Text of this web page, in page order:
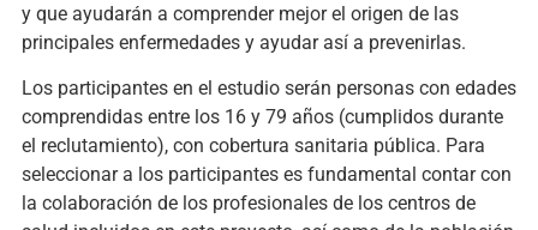
y que ayudarán a comprender mejor el origen de las
principales enfermedades y ayudar así a prevenirlas.
Los participantes en el estudio serán personas con edades
comprendidas entre los 16 y 79 años (cumplidos durante
el reclutamiento), con cobertura sanitaria pública. Para
seleccionar a los participantes es fundamental contar con
la colaboración de los profesionales de los centros de